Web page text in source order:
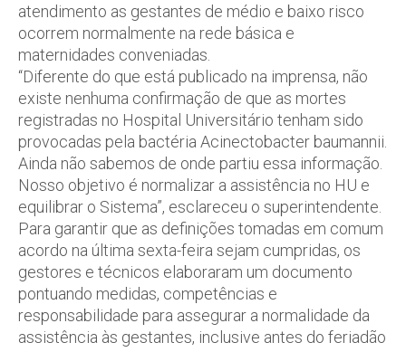
atendimento as gestantes de médio e baixo risco
ocorrem normalmente na rede básica e
maternidades conveniadas.
“Diferente do que está publicado na imprensa, não
existe nenhuma confirmação de que as mortes
registradas no Hospital Universitário tenham sido
provocadas pela bactéria Acinectobacter baumannii.
Ainda não sabemos de onde partiu essa informação.
Nosso objetivo é normalizar a assistência no HU e
equilibrar o Sistema”, esclareceu o superintendente.
Para garantir que as definições tomadas em comum
acordo na última sexta-feira sejam cumpridas, os
gestores e técnicos elaboraram um documento
pontuando medidas, competências e
responsabilidade para assegurar a normalidade da
assistência às gestantes, inclusive antes do feriadão